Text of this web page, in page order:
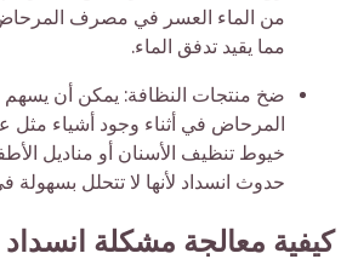
من الماء العسر في مصرف
مما يقيد تدفق الماء.
ضخ منتجات النظافة: يمكن أن
المرحاض في أثناء وجود أشياء مثل
خيوط تنظيف الأسنان أو مناديل
حدوث انسداد لأنها لا تتحلل بسهولة
كيفية معالجة مشكلة